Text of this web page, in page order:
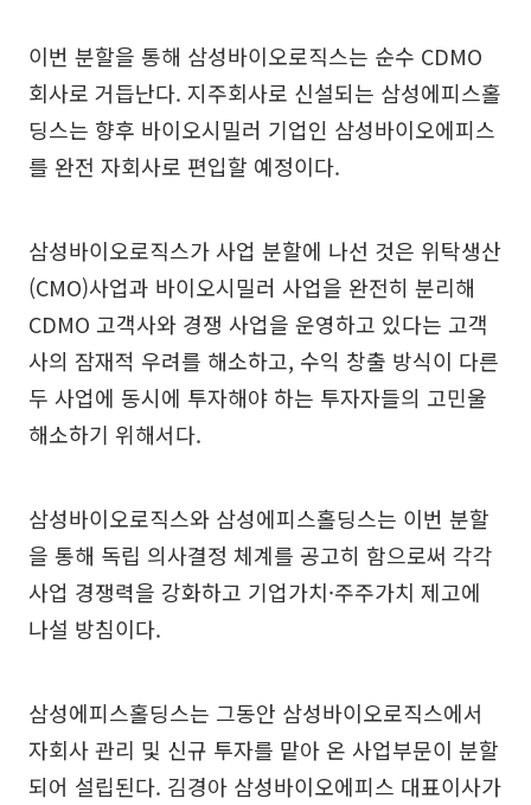
이번 분할을 통해 삼성바이오로직스는 순수 CDMO
회사로 거듭난다. 지주회사로 신설되는 삼성에피스홀
딩스는 향후 바이오시밀러 기업인 삼성바이오에피스
를 완전 자회사로 편입할 예정이다.
삼성바이오로직스가 사업 분할에 나선 것은 위탁생산
(CMO)사업과 바이오시밀러 사업을 완전히 분리해
CDMO 고객사와 경쟁 사업을 운영하고 있다는 고객
사의 잠재적 우려를 해소하고, 수익 창출 방식이 다른
두 사업에 동시에 투자해야 하는 투자자들의 고민울
해소하기 위해서다.
삼성바이오로직스와 삼성에피스홀딩스는 이번 분할
을 통해 독립 의사결정 체계를 공고히 함으로써 각각
사업 경쟁력을 강화하고 기업가치·주주가치 제고에
나설 방침이다.
삼성에피스홀딩스는 그동안 삼성바이오로직스에서
자회사 관리 및 신규 투자를 맡아 온 사업부문이 분할
되어 설립된다. 김경아 삼성바이오에피스 대표이사가